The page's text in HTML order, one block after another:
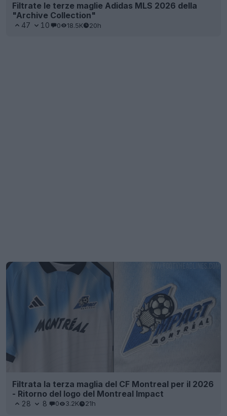
Filtrate le terze maglie Adidas MLS 2026 della
"Archive Collection"
47 10 0 18.5K 20h
Filtrata la terza maglia del CF Montreal per il 2026
- Ritorno del logo del Montreal Impact
28 8 0 3.2K 21h